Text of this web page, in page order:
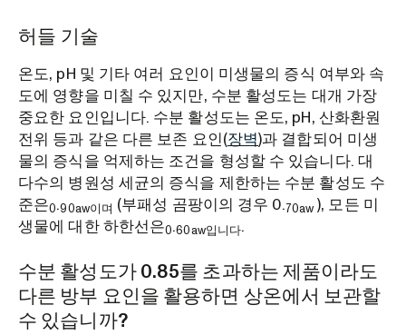
허들 기술
온도, pH 및 기타 여러 요인이 미생물의 증식 여부와 속
도에 영향을 미칠 수 있지만, 수분 활성도는 대개 가장
중요한 요인입니다. 수분 활성도는 온도, pH, 산화환원
전위 등과 같은 다른 보존 요인(장벽)과 결합되어 미생
물의 증식을 억제하는 조건을 형성할 수 있습니다. 대
다수의 병원성 세균의 증식을 제한하는 수분 활성도 수
준은0.90aw이며 (부패성 곰팡이의 경우 0.70aw ), 모든 미
생물에 대한 하한선은0.60aw입니다.
수분 활성도가 0.85를 초과하는 제품이라도
다른 방부 요인을 활용하면 상온에서 보관할
수 있습니까?